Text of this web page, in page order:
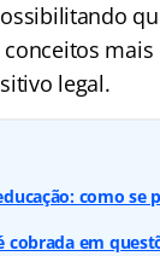
legal.
como se
cobrada em